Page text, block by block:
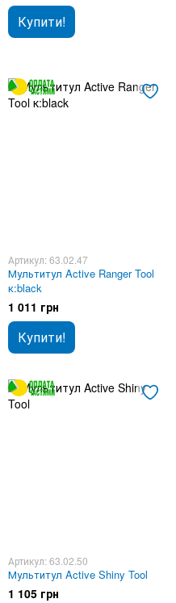
Купити!
Артикул: 63.02.47
Мультитул Active Ranger Tool
к:black
1 011 грн
Купити!
Артикул: 63.02.50
Мультитул Active Shiny Tool
1 105 грн